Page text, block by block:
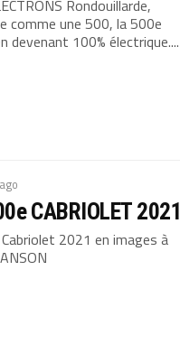
Rondouillarde,
comme une 500, la 500e
100% électrique....
CABRIOLET 2021
2021 en images à